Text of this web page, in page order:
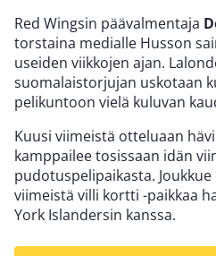
Red Wingsin päävalmentaja
torstaina medialle Husson
useiden viikkojen ajan.
suomalaistorjujan uskotaan
pelikuntoon vielä kuluvan
Kuusi viimeistä otteluaan
kamppailee tosissaan idän
pudotuspelipaikasta.
viimeistä villi kortti -paikkaa
York Islandersin kanssa.